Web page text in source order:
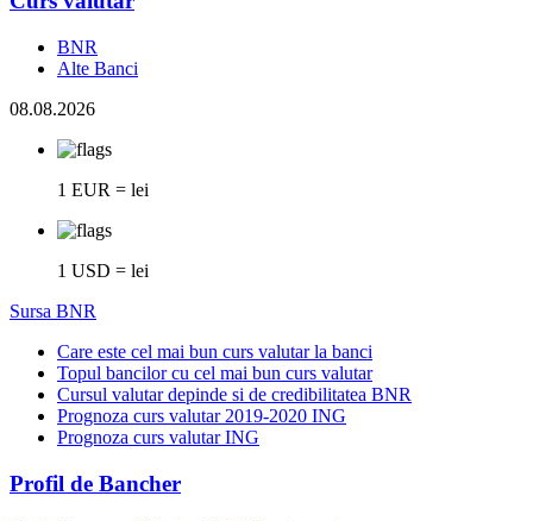
BNR
Alte Banci
08.08.2026
1 EUR = lei
1 USD = lei
Sursa BNR
Care este cel mai bun curs valutar la banci
Topul bancilor cu cel mai bun curs valutar
Cursul valutar depinde si de credibilitatea BNR
Prognoza curs valutar 2019-2020 ING
Prognoza curs valutar ING
Profil de Bancher